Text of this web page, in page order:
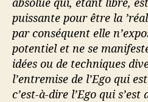
puissante pour être la
par conséquent elle
potentiel et ne se
idées ou de techniques
l’entremise de l’Ego qui
c’est-à-dire l’Ego qui s’est